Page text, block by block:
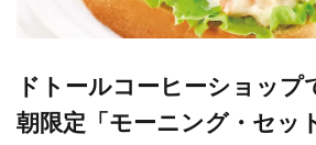
ドトールコーヒーショップ
朝限定「モーニング・セッ